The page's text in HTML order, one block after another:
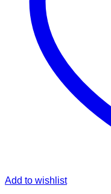
Add to wishlist